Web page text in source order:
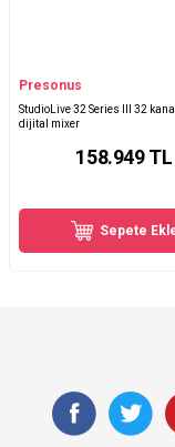
Presonus
StudioLive 32 Series III 32
dijital mixer
158.949TL
Sepete